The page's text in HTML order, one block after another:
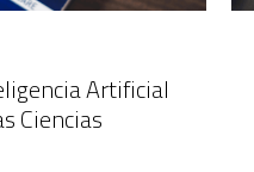
Artificial
Ciencias